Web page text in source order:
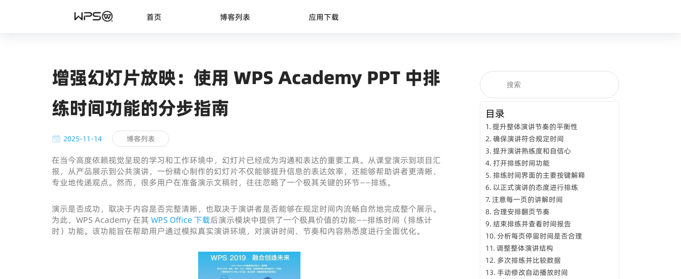
首页 博客列表 应用下载
增强幻灯片放映：使用 WPS Academy PPT 中排
练时间功能的分步指南
2025-11-14 博客列表
在当今高度依赖视觉呈现的学习和工作环境中，幻灯片已经成为沟通和表达的重要工具。从课堂演示到项目汇
报，从产品展示到公共演讲，一份精心制作的幻灯片不仅能够提升信息的表达效率，还能够帮助讲者更清晰、
专业地传递观点。然而，很多用户在准备演示文稿时，往往忽略了一个极其关键的环节——排练。
演示是否成功，取决于内容是否完整清晰，也取决于演讲者是否能够在规定时间内流畅自然地完成整个展示。
为此，WPS Academy 在其 WPS Office 下载后演示模块中提供了一个极具价值的功能——排练时间（排练计
时）功能。该功能旨在帮助用户通过模拟真实演讲环境，对演讲时间、节奏和内容熟悉度进行全面优化。
目录
提升整体演讲节奏的平衡性
确保演讲符合规定时间
提升演讲熟练度和自信心
打开排练时间功能
排练时间界面的主要按键解释
以正式演讲的态度进行排练
注意每一页的讲解时间
合理安排翻页节奏
结束排练并查看时间报告
分析每页停留时间是否合理
调整整体演讲结构
多次排练并比较数据
手动修改自动播放时间